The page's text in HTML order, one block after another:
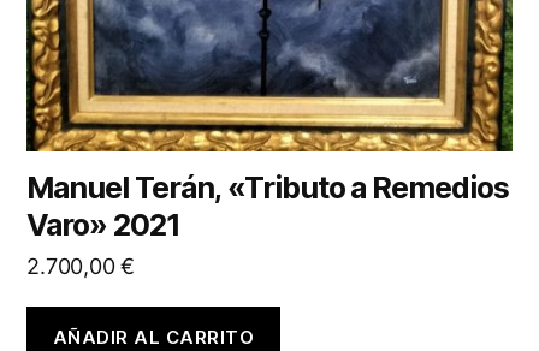
Manuel Terán, «Tributo a Remedios
Varo» 2021
2.700,00€
AÑADIR AL CARRITO